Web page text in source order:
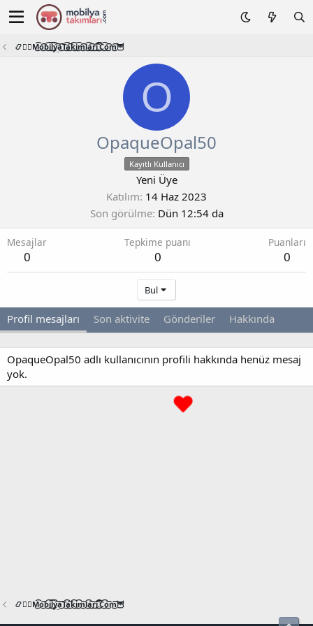
📿🧙‍♂️M͜͡o͜͡b͜͡i͜͡l͜͡y͜͡a͜͡T͜͡a͜͡k͜͡i͜͡m͜͡l͜͡a͜͡r͜͡i͜͡.͜͡C͜͡o͜͡m͜͡🦉
O
OpaqueOpal50
Kayıtlı Kullanıcı
Yeni Üye
Katılım 14 Haz 2023
Son görülme Dün 12:54 da
Mesajlar
0
Tepkime puanı
0
Puanları
0
Bul
Profil mesajları Son aktivite Gönderiler Hakkında
OpaqueOpal50 adlı kullanıcının profili hakkında henüz mesaj
yok.
📿🧙‍♂️M͜͡o͜͡b͜͡i͜͡l͜͡y͜͡a͜͡T͜͡a͜͡k͜͡i͜͡m͜͡l͜͡a͜͡r͜͡i͜͡.͜͡C͜͡o͜͡m͜͡🦉